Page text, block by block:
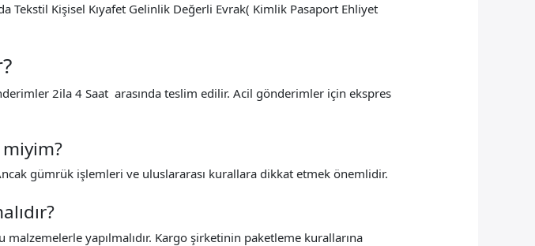
Kişisel Kıyafet Gelinlik Değerli Evrak( Kimlik Pasaport Ehliyet
2ila 4 Saat arasında teslim edilir. Acil gönderimler için ekspres
gümrük işlemleri ve uluslararası kurallara dikkat etmek önemlidir.
yapılmalıdır. Kargo şirketinin paketleme kurallarına